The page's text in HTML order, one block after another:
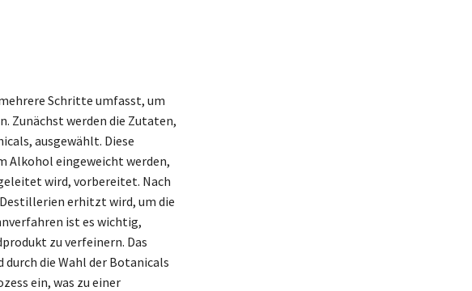
Schritte umfasst, um
Zunächst werden die Zutaten,
ausgewählt. Diese
Alkohol eingeweicht werden,
wird, vorbereitet. Nach
erhitzt wird, um die
ist es wichtig,
zu verfeinern. Das
durch die Wahl der Botanicals
ein, was zu einer